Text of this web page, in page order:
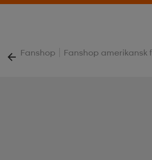
Fanshop | Fanshop amerikansk